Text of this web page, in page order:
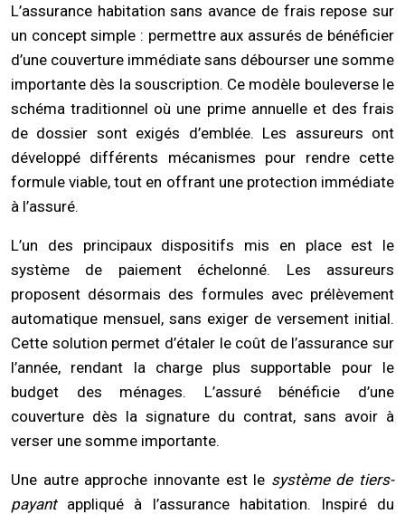
L’assurance habitation sans avance de frais repose sur
un concept simple : permettre aux assurés de bénéficier
d’une couverture immédiate sans débourser une somme
importante dès la souscription. Ce modèle bouleverse le
schéma traditionnel où une prime annuelle et des frais
de dossier sont exigés d’emblée. Les assureurs ont
développé différents mécanismes pour rendre cette
formule viable, tout en offrant une protection immédiate
à l’assuré.
L’un des principaux dispositifs mis en place est le
système de paiement échelonné. Les assureurs
proposent désormais des formules avec prélèvement
automatique mensuel, sans exiger de versement initial.
Cette solution permet d’étaler le coût de l’assurance sur
l’année, rendant la charge plus supportable pour le
budget des ménages. L’assuré bénéficie d’une
couverture dès la signature du contrat, sans avoir à
verser une somme importante.
Une autre approche innovante est le système de tiers-
payant appliqué à l’assurance habitation. Inspiré du